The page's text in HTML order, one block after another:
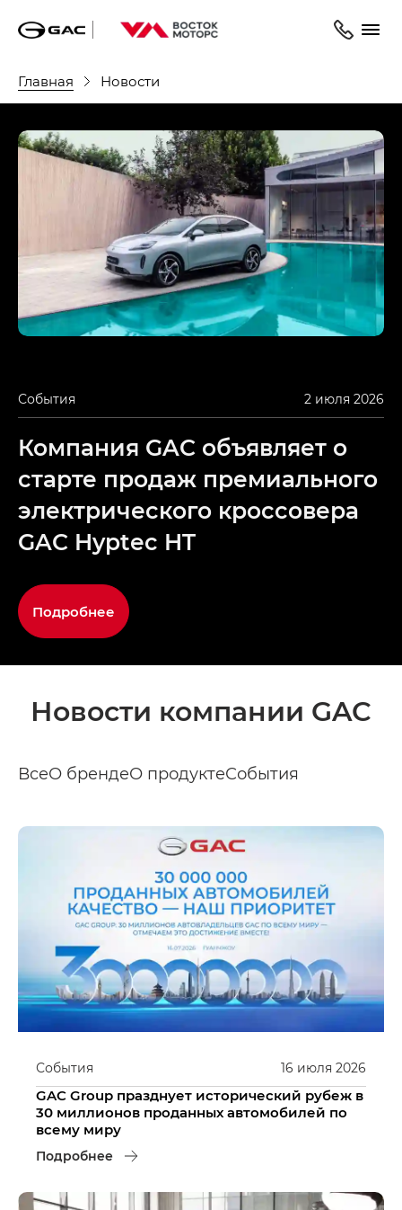
Главная Новости
События 2 июля 2026
Компания GAC объявляет о
старте продаж премиального
электрического кроссовера
GAC Hyptec HT
Подробнее
Новости компании GAC
ВсеО брендеО продуктеСобытия
16 июля 2026
События
GAC Group празднует исторический рубеж в
30 миллионов проданных автомобилей по
всему миру
Подробнее